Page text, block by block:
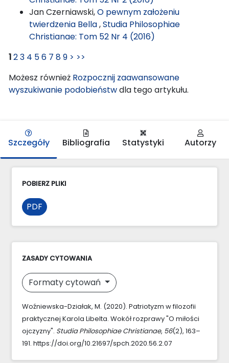
Jan Czerniawski,O pewnym założeniu
twierdzenia Bella,Studia Philosophiae
Christianae: Tom 52 Nr 4 (2016)
123 4 56 7 89 > >>
Możesz również Rozpocznij zaawansowane
wyszukiwanie podobieństwdla tego artykułu.
Szczegóły Bibliografia Statystyki Autorzy
POBIERZ PLIKI
PDF
ZASADY CYTOWANIA
Formaty cytowań
Woźniewska-Działak, M. (2020). Patriotyzm w filozofii
praktycznej Karola Libelta. Wokół rozprawy "O miłości
ojczyzny". Studia Philosophiae Christianae, 56(2), 163–
191. https://doi.org/10.21697/spch.2020.56.2.07